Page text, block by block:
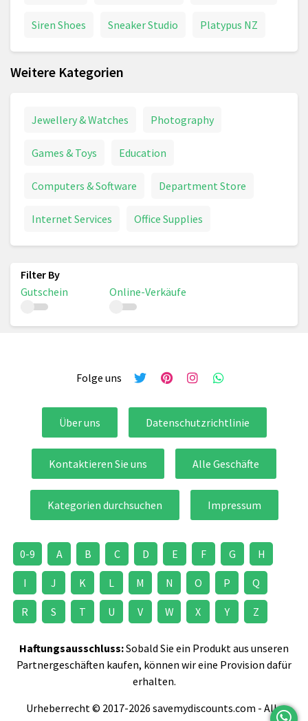
Siren Shoes Sneaker Studio Platypus NZ
Weitere Kategorien
Jewellery & Watches Photography
Games & Toys Education
Computers & Software Department Store
Internet Services Office Supplies
Gutschein Online-Verkäufe
Folge uns
Über uns Datenschutzrichtlinie
Kontaktieren Sie uns Alle Geschäfte
Kategorien durchsuchen Impressum
0-9 A B C D E F G H
I J K L M N O P Q
R S T U V W X Y Z
Haftungsausschluss:Sobald Sie ein Produkt aus unseren
Partnergeschäften kaufen, können wir eine Provision dafür
erhalten.
Urheberrecht © 2017-2026 savemydiscounts.com - Alle